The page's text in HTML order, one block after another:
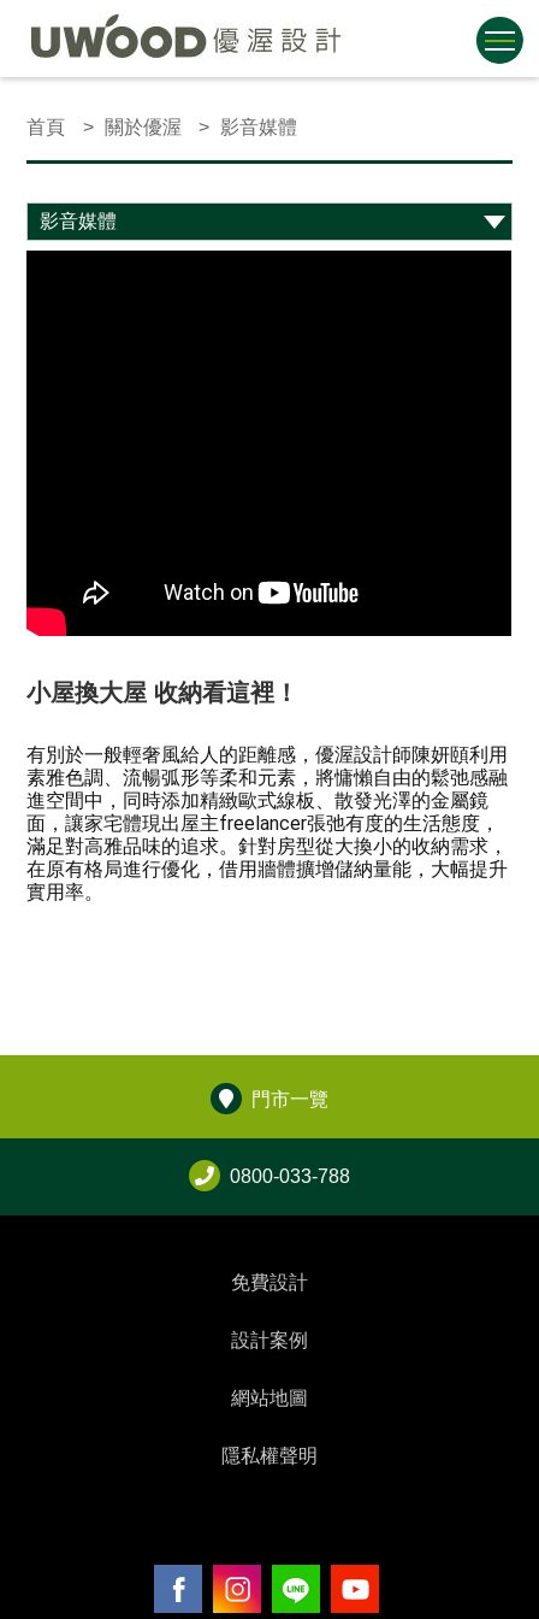
首頁 關於優渥 影音媒體
小屋換大屋 收納看這裡！
有別於一般輕奢風給人的距離感，優渥設計師陳妍頤利用
素雅色調、流暢弧形等柔和元素，將慵懶自由的鬆弛感融
進空間中，同時添加精緻歐式線板、散發光澤的金屬鏡
面，讓家宅體現出屋主freelancer張弛有度的生活態度，
滿足對高雅品味的追求。針對房型從大換小的收納需求，
在原有格局進行優化，借用牆體擴增儲納量能，大幅提升
實用率。
門市一覽
0800-033-788
免費設計
設計案例
網站地圖
隱私權聲明